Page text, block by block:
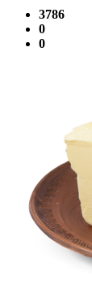
3786
0
0